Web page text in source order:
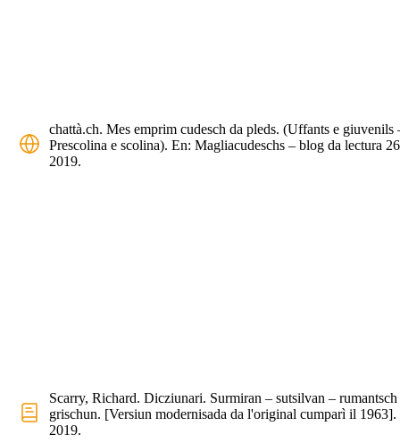
chattà.ch. Mes emprim cudesch da pleds. (Uffants e giuvenils
Prescolina e scolina). En: Magliacudeschs – blog da lectura
2019.
Scarry, Richard. Dicziunari. Surmiran – sutsilvan – rumantsch
grischun. [Versiun modernisada da l'original cumparì il 1963].
2019.